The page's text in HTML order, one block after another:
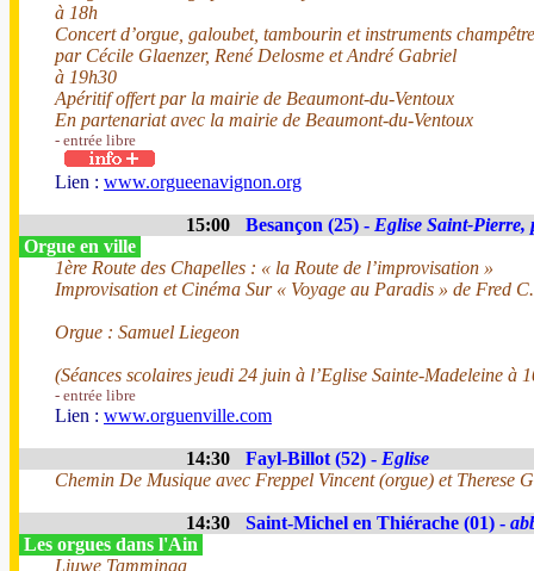
à 18h
Concert d’orgue, galoubet, tambourin et instruments
par Cécile Glaenzer, René Delosme et André Gabriel
à 19h30
Apéritif offert par la mairie de Beaumont-du-Ventoux
En partenariat avec la mairie de Beaumont-du-Ventoux
- entrée libre
Lien : www.orgueenavignon.org
15:00 Besançon (25) - Eglise Saint-Pierre,
Orgue en ville
1ère Route des Chapelles : « la Route de l’improvisation »
Improvisation et Cinéma Sur « Voyage au Paradis » de Fred
Orgue : Samuel Liegeon
(Séances scolaires jeudi 24 juin à l’Eglise Sainte-Madeleine à
- entrée libre
Lien : www.orguenville.com
14:30 Fayl-Billot (52) - Eglise
Chemin De Musique avec Freppel Vincent (orgue) et Therese
14:30 Saint-Michel en Thiérache (01) -
Les orgues dans l'Ain
Liuwe Tamminga